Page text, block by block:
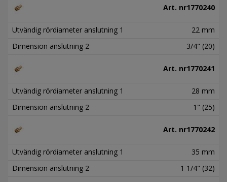
Art. nr1770240
Utvändig rördiameter anslutning 1
22 mm
Dimension anslutning 2
3/4" (20)
Art. nr1770241
Utvändig rördiameter anslutning 1
28 mm
Dimension anslutning 2
1" (25)
Art. nr1770242
Utvändig rördiameter anslutning 1
35 mm
Dimension anslutning 2
1 1/4" (32)